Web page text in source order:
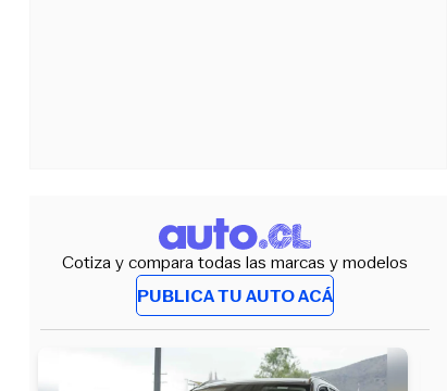
Cotiza y compara todas las marcas y modelos
PUBLICA TU AUTO ACÁ